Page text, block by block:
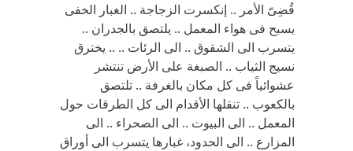
قُضِىّ الأمر .. إنكسرت الزجاجة .. الغبار الخفى
يسبح فى هواء المعمل .. يلتصق بالجدران ..
يتسرب الى الشقوق .. الى الرئات .. .. يخترق
نسيج الثياب .. الصبغة على الأرض تنتشر
عشوائياً فى كل مكان بالغرفة .. تلتصق
بالكعوب .. تنقلها الأقدام الى كل الطرقات حول
المعمل .. الى البيوت .. الى الصحراء .. الى
المزارع .. الى الحدود، غبارها يتسرب الى أوراق